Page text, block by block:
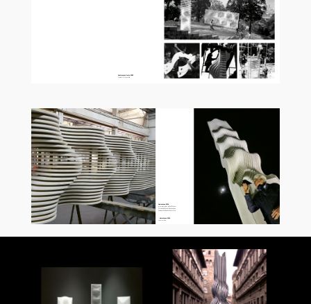
Voulmes verticals, 1983
Medellin, Colombie
Hacia La Luz, 2016
aluminium peint, 635 x 92 x 74 cm
Place Rubēn Dario, Buenos Aires
Don de la CityBank et de l'artiste
← Hacia La Luz, 2016
construction